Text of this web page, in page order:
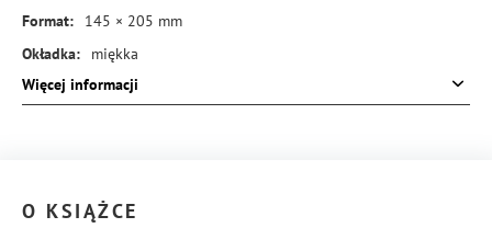
Format:
145 × 205 mm
Okładka:
miękka
Rodzaj oprawy: blok klejony
Więcej informacji
O KSIĄŻCE